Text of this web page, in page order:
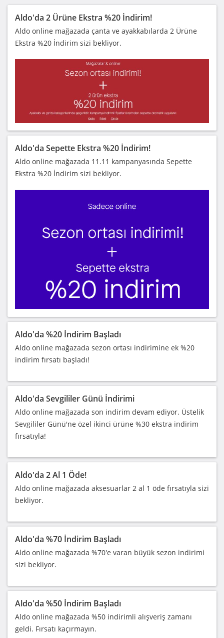
Aldo'da 2 Ürüne Ekstra %20 İndirim!
Aldo online mağazada çanta ve ayakkabılarda 2 Ürüne
Ekstra %20 İndirim sizi bekliyor.
Aldo'da Sepette Ekstra %20 İndirim!
Aldo online mağazada 11.11 kampanyasında Sepette
Ekstra %20 İndirim sizi bekliyor.
Aldo'da %20 İndirim Başladı
Aldo online mağazada sezon ortası indirimine ek %20
indirim fırsatı başladı!
Aldo'da Sevgililer Günü İndirimi
Aldo online mağazada son indirim devam ediyor. Üstelik
Sevgililer Günü'ne özel ikinci ürüne %30 ekstra indirim
fırsatıyla!
Aldo'da 2 Al 1 Öde!
Aldo online mağazada aksesuarlar 2 al 1 öde fırsatıyla sizi
bekliyor.
Aldo'da %70 İndirim Başladı
Aldo online mağazada %70'e varan büyük sezon indirimi
sizi bekliyor.
Aldo'da %50 İndirim Başladı
Aldo online mağazada %50 indirimli alışveriş zamanı
geldi. Fırsatı kaçırmayın.